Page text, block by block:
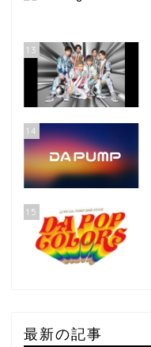
13
14
15
最新の記事